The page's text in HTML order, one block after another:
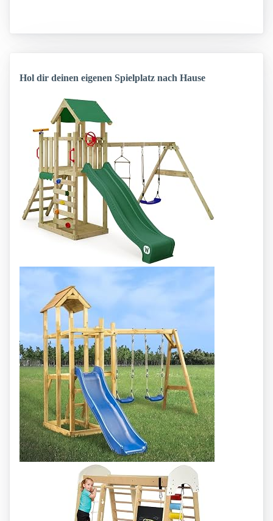
Hol dir deinen eigenen Spielplatz nach Hause